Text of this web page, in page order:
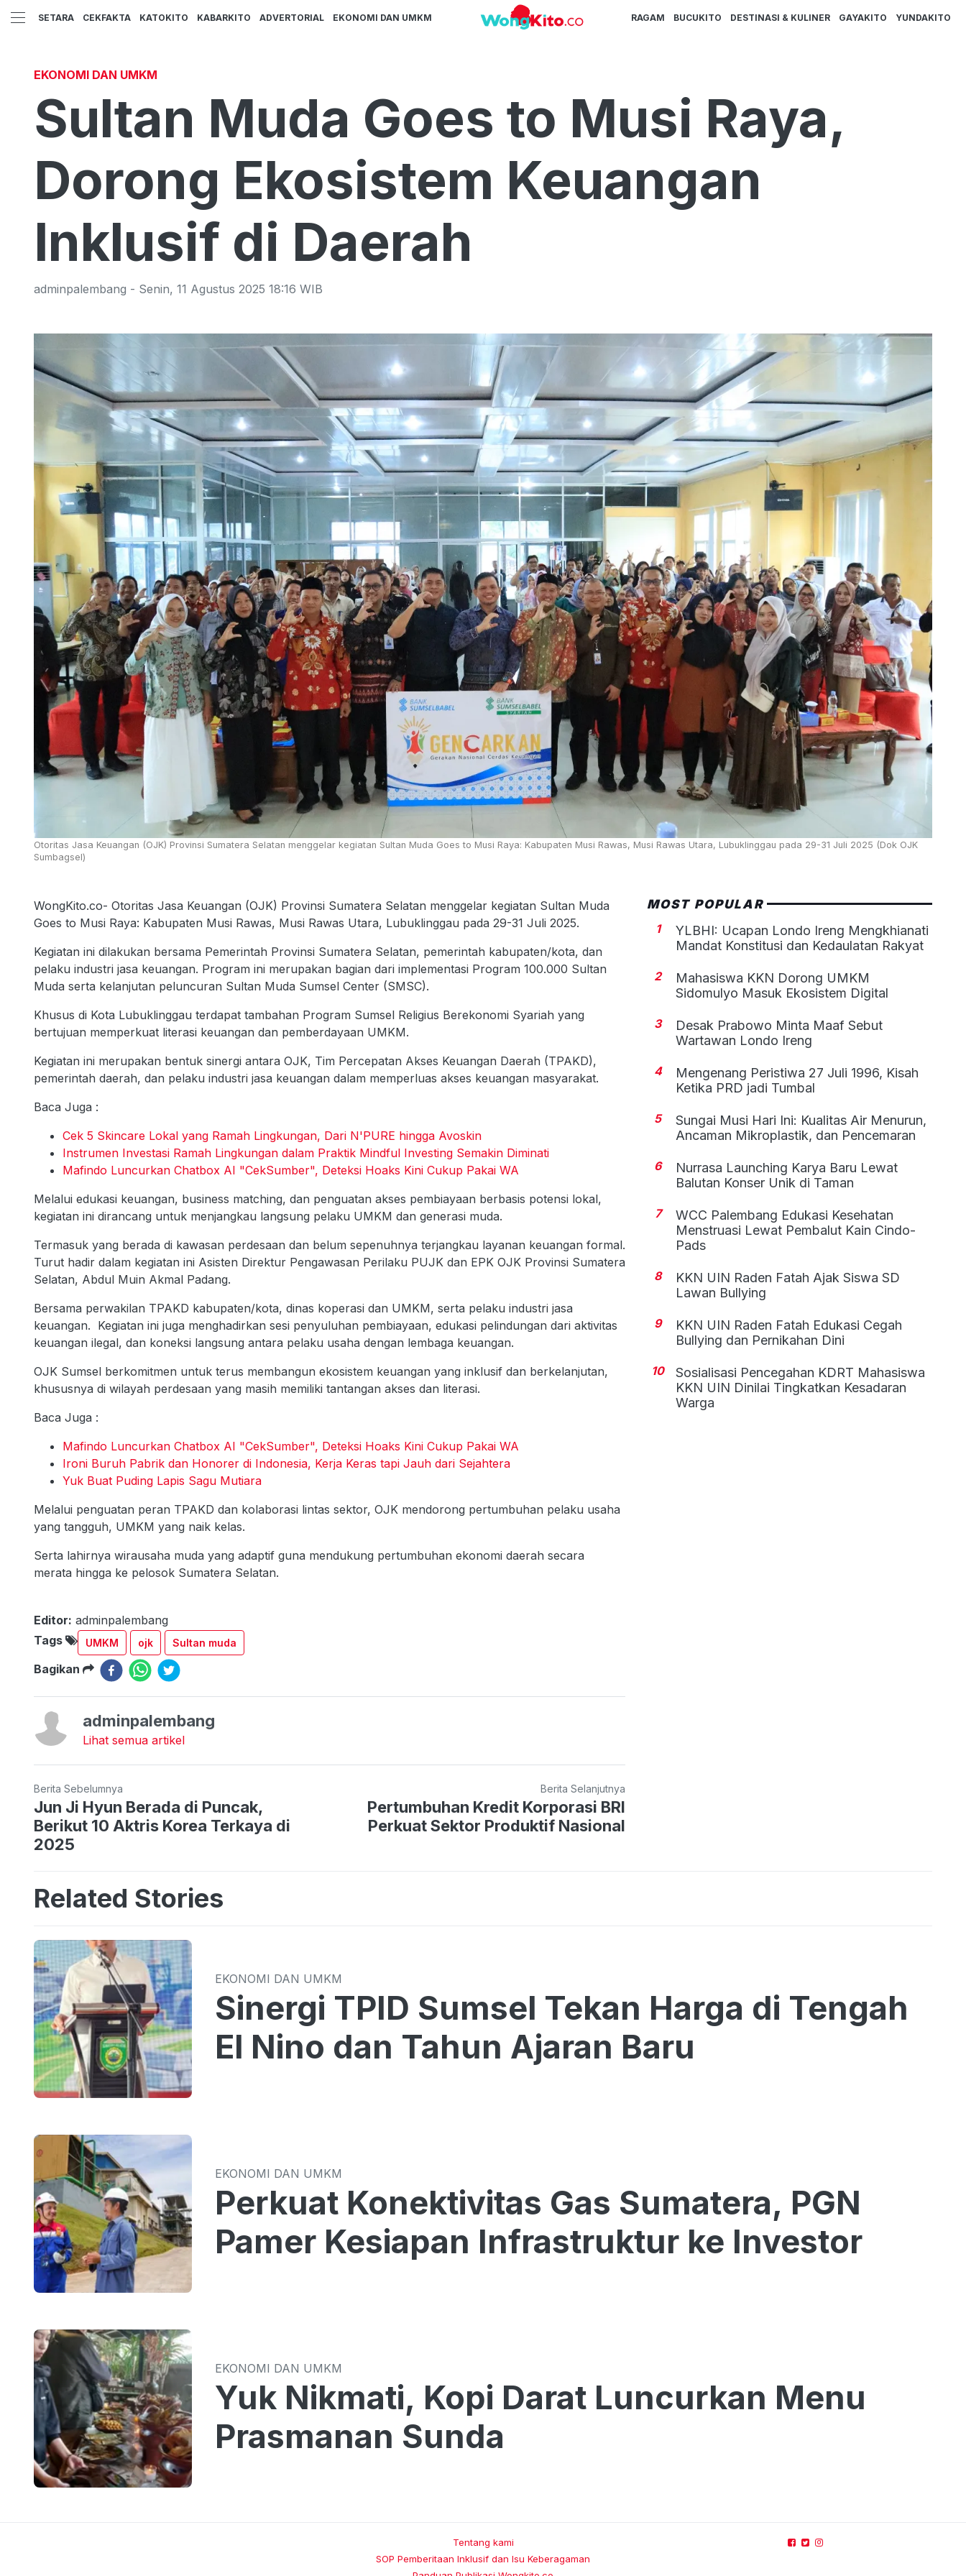
SETARA CEKFAKTA KATOKITO KABARKITO ADVERTORIAL EKONOMI DAN UMKM RAGAM BUCUKITO DESTINASI & KULINER GAYAKITO YUNDAKITO
EKONOMI DAN UMKM
Sultan Muda Goes to Musi Raya,
Dorong Ekosistem Keuangan
Inklusif di Daerah
adminpalembang - Senin, 11 Agustus 2025 18:16 WIB
Otoritas Jasa Keuangan (OJK) Provinsi Sumatera Selatan menggelar kegiatan Sultan Muda Goes to Musi Raya: Kabupaten Musi Rawas, Musi Rawas Utara, Lubuklinggau pada 29-31 Juli 2025 (Dok OJK
Sumbagsel)
WongKito.co- Otoritas Jasa Keuangan (OJK) Provinsi Sumatera Selatan menggelar kegiatan Sultan Muda
Goes to Musi Raya: Kabupaten Musi Rawas, Musi Rawas Utara, Lubuklinggau pada 29-31 Juli 2025.
Kegiatan ini dilakukan bersama Pemerintah Provinsi Sumatera Selatan, pemerintah kabupaten/kota, dan
pelaku industri jasa keuangan. Program ini merupakan bagian dari implementasi Program 100.000 Sultan
Muda serta kelanjutan peluncuran Sultan Muda Sumsel Center (SMSC).
Khusus di Kota Lubuklinggau terdapat tambahan Program Sumsel Religius Berekonomi Syariah yang
bertujuan memperkuat literasi keuangan dan pemberdayaan UMKM.
Kegiatan ini merupakan bentuk sinergi antara OJK, Tim Percepatan Akses Keuangan Daerah (TPAKD),
pemerintah daerah, dan pelaku industri jasa keuangan dalam memperluas akses keuangan masyarakat.
Baca Juga :
Cek 5 Skincare Lokal yang Ramah Lingkungan, Dari N'PURE hingga Avoskin
Instrumen Investasi Ramah Lingkungan dalam Praktik Mindful Investing Semakin Diminati
Mafindo Luncurkan Chatbox AI "CekSumber", Deteksi Hoaks Kini Cukup Pakai WA
Melalui edukasi keuangan, business matching, dan penguatan akses pembiayaan berbasis potensi lokal,
kegiatan ini dirancang untuk menjangkau langsung pelaku UMKM dan generasi muda.
Termasuk yang berada di kawasan perdesaan dan belum sepenuhnya terjangkau layanan keuangan formal.
Turut hadir dalam kegiatan ini Asisten Direktur Pengawasan Perilaku PUJK dan EPK OJK Provinsi Sumatera
Selatan, Abdul Muin Akmal Padang.
Bersama perwakilan TPAKD kabupaten/kota, dinas koperasi dan UMKM, serta pelaku industri jasa
keuangan. Kegiatan ini juga menghadirkan sesi penyuluhan pembiayaan, edukasi pelindungan dari aktivitas
keuangan ilegal, dan koneksi langsung antara pelaku usaha dengan lembaga keuangan.
OJK Sumsel berkomitmen untuk terus membangun ekosistem keuangan yang inklusif dan berkelanjutan,
khususnya di wilayah perdesaan yang masih memiliki tantangan akses dan literasi.
Baca Juga :
Mafindo Luncurkan Chatbox AI "CekSumber", Deteksi Hoaks Kini Cukup Pakai WA
Ironi Buruh Pabrik dan Honorer di Indonesia, Kerja Keras tapi Jauh dari Sejahtera
Yuk Buat Puding Lapis Sagu Mutiara
Melalui penguatan peran TPAKD dan kolaborasi lintas sektor, OJK mendorong pertumbuhan pelaku usaha
yang tangguh, UMKM yang naik kelas.
Serta lahirnya wirausaha muda yang adaptif guna mendukung pertumbuhan ekonomi daerah secara
merata hingga ke pelosok Sumatera Selatan.
Editor: adminpalembang
Tags
UMKM ojk Sultan muda
Bagikan
adminpalembang
Lihat semua artikel
Berita Sebelumnya
Jun Ji Hyun Berada di Puncak,
Berikut 10 Aktris Korea Terkaya di
2025
Berita Selanjutnya
Pertumbuhan Kredit Korporasi BRI
Perkuat Sektor Produktif Nasional
MOST POPULAR
1
YLBHI: Ucapan Londo Ireng Mengkhianati
Mandat Konstitusi dan Kedaulatan Rakyat
2
Mahasiswa KKN Dorong UMKM
Sidomulyo Masuk Ekosistem Digital
3
Desak Prabowo Minta Maaf Sebut
Wartawan Londo Ireng
4
Mengenang Peristiwa 27 Juli 1996, Kisah
Ketika PRD jadi Tumbal
5
Sungai Musi Hari Ini: Kualitas Air Menurun,
Ancaman Mikroplastik, dan Pencemaran
6
Nurrasa Launching Karya Baru Lewat
Balutan Konser Unik di Taman
7
WCC Palembang Edukasi Kesehatan
Menstruasi Lewat Pembalut Kain Cindo-
Pads
8
KKN UIN Raden Fatah Ajak Siswa SD
Lawan Bullying
9
KKN UIN Raden Fatah Edukasi Cegah
Bullying dan Pernikahan Dini
10
Sosialisasi Pencegahan KDRT Mahasiswa
KKN UIN Dinilai Tingkatkan Kesadaran
Warga
Related Stories
EKONOMI DAN UMKM
Sinergi TPID Sumsel Tekan Harga di Tengah
El Nino dan Tahun Ajaran Baru
EKONOMI DAN UMKM
Perkuat Konektivitas Gas Sumatera, PGN
Pamer Kesiapan Infrastruktur ke Investor
EKONOMI DAN UMKM
Yuk Nikmati, Kopi Darat Luncurkan Menu
Prasmanan Sunda
Tentang kami
SOP Pemberitaan Inklusif dan Isu Keberagaman